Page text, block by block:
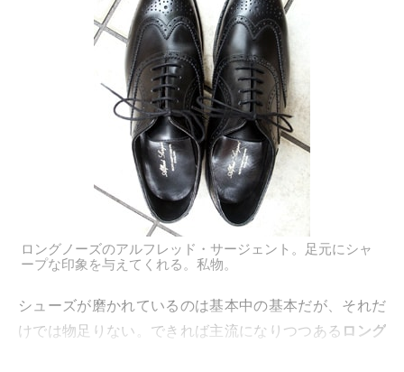
ロングノーズのアルフレッド・サージェント。足元にシャ
ープな印象を与えてくれる。私物。
シューズが磨かれているのは基本中の基本だが、それだ
けでは物足りない。できれば主流になりつつある ロング